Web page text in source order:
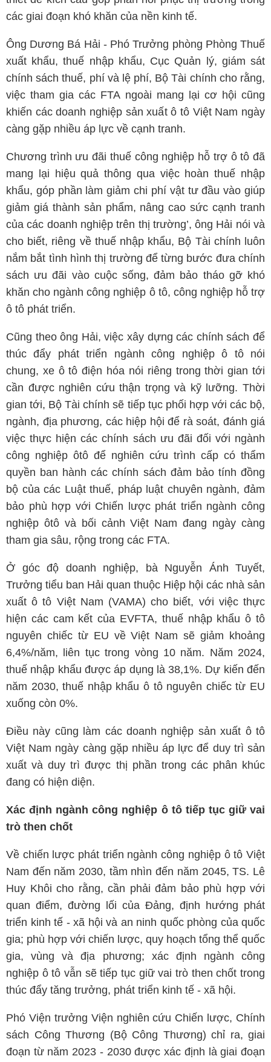
các giai đoạn khó khăn của nền kinh tế.
Ông Dương Bá Hải - Phó Trưởng phòng Phòng Thuế
xuất khẩu, thuế nhập khẩu, Cục Quản lý, giám sát
chính sách thuế, phí và lệ phí, Bộ Tài chính cho rằng,
việc tham gia các FTA ngoài mang lại cơ hội cũng
khiến các doanh nghiệp sản xuất ô tô Việt Nam ngày
càng gặp nhiều áp lực về cạnh tranh.
Chương trình ưu đãi thuế công nghiệp hỗ trợ ô tô đã
mang lại hiệu quả thông qua việc hoàn thuế nhập
khẩu, góp phần làm giảm chi phí vật tư đầu vào giúp
giảm giá thành sản phẩm, nâng cao sức cạnh tranh
của các doanh nghiệp trên thị trường’, ông Hải nói và
cho biết, riêng về thuế nhập khẩu, Bộ Tài chính luôn
nắm bắt tình hình thị trường để từng bước đưa chính
sách ưu đãi vào cuộc sống, đảm bảo tháo gỡ khó
khăn cho ngành công nghiệp ô tô, công nghiệp hỗ trợ
ô tô phát triển.
Cũng theo ông Hải, việc xây dựng các chính sách để
thúc đẩy phát triển ngành công nghiệp ô tô nói
chung, xe ô tô điện hóa nói riêng trong thời gian tới
cần được nghiên cứu thận trọng và kỹ lưỡng. Thời
gian tới, Bộ Tài chính sẽ tiếp tục phối hợp với các bộ,
ngành, địa phương, các hiệp hội để rà soát, đánh giá
việc thực hiện các chính sách ưu đãi đối với ngành
công nghiệp ôtô để nghiên cứu trình cấp có thẩm
quyền ban hành các chính sách đảm bảo tính đồng
bộ của các Luật thuế, pháp luật chuyên ngành, đảm
bảo phù hợp với Chiến lược phát triển ngành công
nghiệp ôtô và bối cảnh Việt Nam đang ngày càng
tham gia sâu, rộng trong các FTA.
Ở góc độ doanh nghiệp, bà Nguyễn Ánh Tuyết,
Trưởng tiểu ban Hải quan thuộc Hiệp hội các nhà sản
xuất ô tô Việt Nam (VAMA) cho biết, với việc thực
hiện các cam kết của EVFTA, thuế nhập khẩu ô tô
nguyên chiếc từ EU về Việt Nam sẽ giảm khoảng
6,4%/năm, liên tục trong vòng 10 năm. Năm 2024,
thuế nhập khẩu được áp dụng là 38,1%. Dự kiến đến
năm 2030, thuế nhập khẩu ô tô nguyên chiếc từ EU
xuống còn 0%.
Điều này cũng làm các doanh nghiệp sản xuất ô tô
Việt Nam ngày càng gặp nhiều áp lực để duy trì sản
xuất và duy trì được thị phần trong các phân khúc
đang có hiện diện.
Xác định ngành công nghiệp ô tô tiếp tục giữ vai
trò then chốt
Về chiến lược phát triển ngành công nghiệp ô tô Việt
Nam đến năm 2030, tầm nhìn đến năm 2045, TS. Lê
Huy Khôi cho rằng, cần phải đảm bảo phù hợp với
quan điểm, đường lối của Đảng, định hướng phát
triển kinh tế - xã hội và an ninh quốc phòng của quốc
gia; phù hợp với chiến lược, quy hoạch tổng thể quốc
gia, vùng và địa phương; xác định ngành công
nghiệp ô tô vẫn sẽ tiếp tục giữ vai trò then chốt trong
thúc đẩy tăng trưởng, phát triển kinh tế - xã hội.
Phó Viện trưởng Viện nghiên cứu Chiến lược, Chính
sách Công Thương (Bộ Công Thương) chỉ ra, giai
đoạn từ năm 2023 - 2030 được xác định là giai đoạn